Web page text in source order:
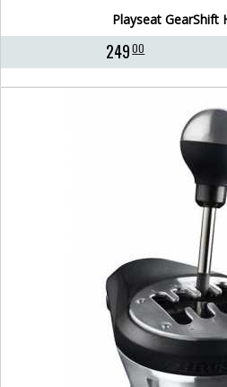
Playseat GearShift
24900